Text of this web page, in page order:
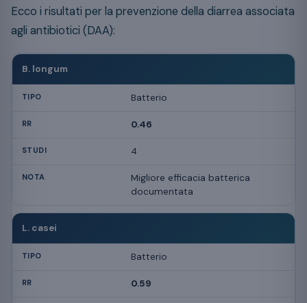
Ecco i risultati per la prevenzione della diarrea associata
agli antibiotici (DAA):
B. longum
Batterio
0.46
4
Migliore efficacia batterica
documentata
L. casei
Batterio
0.59